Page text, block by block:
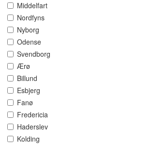
Middelfart
Nordfyns
Nyborg
Odense
Svendborg
Ærø
Billund
Esbjerg
Fanø
Fredericia
Haderslev
Kolding